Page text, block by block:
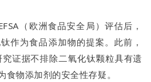
（欧洲食品安全局）评估后，
作为食品添加物的提案。此前，
证据不排除二氧化钛颗粒具有遗
物添加剂的安全性存疑。